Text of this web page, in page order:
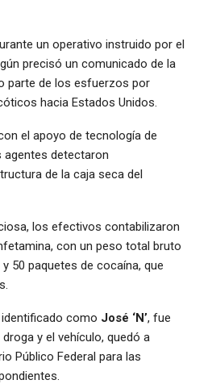
un operativo instruido por el
precisó un comunicado de la
parte de los esfuerzos por
hacia Estados Unidos.
el apoyo de tecnología de
detectaron
de la caja seca del
los efectivos contabilizaron
con un peso total bruto
50 paquetes de cocaína, que
como José ‘N’, fue
y el vehículo, quedó a
Público Federal para las